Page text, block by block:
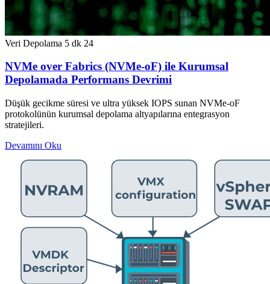
Veri Depolama 5 dk 24
NVMe over Fabrics (NVMe-oF) ile Kurumsal
Depolamada Performans Devrimi
Düşük gecikme süresi ve ultra yüksek IOPS sunan NVMe-oF
protokolünün kurumsal depolama altyapılarına entegrasyon
stratejileri.
Devamını Oku